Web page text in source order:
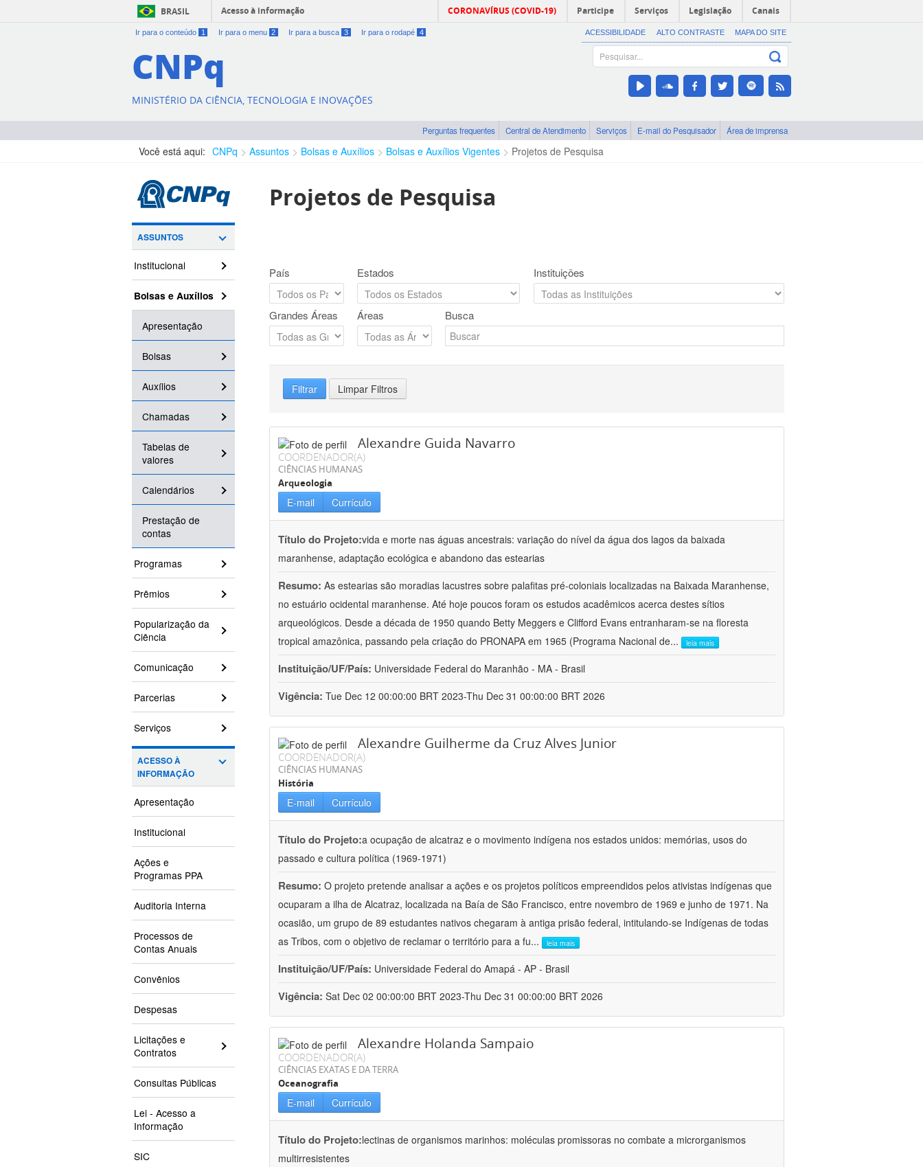
BRASIL Acesso à informação CORONAVÍRUS (COVID-19) Participe Serviços Legislação Canais
Ir para o conteúdo 1 Ir para o menu 2 Ir para a busca 3 Ir para o rodapé 4 ACESSIBILIDADE ALTO CONTRASTE MAPA DO SITE
CNPq
MINISTÉRIO DA CIÊNCIA, TECNOLOGIA E INOVAÇÕES
Perguntas frequentes Central de Atendimento Serviços E-mail do Pesquisador Área de imprensa
Você está aqui: CNPq Assuntos Bolsas e Auxílios Bolsas e Auxílios Vigentes Projetos de Pesquisa
ASSUNTOS
Institucional
Bolsas e Auxílios
Apresentação
Bolsas
Auxílios
Chamadas
Tabelas de
valores
Calendários
Prestação de
contas
Programas
Prêmios
Popularização da
Ciência
Comunicação
Parcerias
Serviços
ACESSO À
INFORMAÇÃO
Apresentação
Institucional
Ações e
Programas PPA
Auditoria Interna
Processos de
Contas Anuais
Convênios
Despesas
Licitações e
Contratos
Consultas Públicas
Lei - Acesso a
Informação
SIC
Projetos de Pesquisa
País Estados Instituições
Grandes Áreas Áreas Busca
Filtrar Limpar Filtros
Alexandre Guida Navarro
COORDENADOR(A)
CIÊNCIAS HUMANAS
Arqueologia
E-mail Currículo
Título do Projeto:vida e morte nas águas ancestrais: variação do nível da água dos lagos da baixada
maranhense, adaptação ecológica e abandono das estearias
Resumo: As estearias são moradias lacustres sobre palafitas pré-coloniais localizadas na Baixada Maranhense,
no estuário ocidental maranhense. Até hoje poucos foram os estudos acadêmicos acerca destes sítios
arqueológicos. Desde a década de 1950 quando Betty Meggers e Clifford Evans entranharam-se na floresta
tropical amazônica, passando pela criação do PRONAPA em 1965 (Programa Nacional de... leia mais
Instituição/UF/País: Universidade Federal do Maranhão - MA - Brasil
Vigência: Tue Dec 12 00:00:00 BRT 2023-Thu Dec 31 00:00:00 BRT 2026
Alexandre Guilherme da Cruz Alves Junior
COORDENADOR(A)
CIÊNCIAS HUMANAS
História
E-mail Currículo
Título do Projeto:a ocupação de alcatraz e o movimento indígena nos estados unidos: memórias, usos do
passado e cultura política (1969-1971)
Resumo: O projeto pretende analisar a ações e os projetos políticos empreendidos pelos ativistas indígenas que
ocuparam a ilha de Alcatraz, localizada na Baía de São Francisco, entre novembro de 1969 e junho de 1971. Na
ocasião, um grupo de 89 estudantes nativos chegaram à antiga prisão federal, intitulando-se Indígenas de todas
as Tribos, com o objetivo de reclamar o território para a fu... leia mais
Instituição/UF/País: Universidade Federal do Amapá - AP - Brasil
Vigência: Sat Dec 02 00:00:00 BRT 2023-Thu Dec 31 00:00:00 BRT 2026
Alexandre Holanda Sampaio
COORDENADOR(A)
CIÊNCIAS EXATAS E DA TERRA
Oceanografia
E-mail Currículo
Título do Projeto:lectinas de organismos marinhos: moléculas promissoras no combate a microrganismos
multirresistentes